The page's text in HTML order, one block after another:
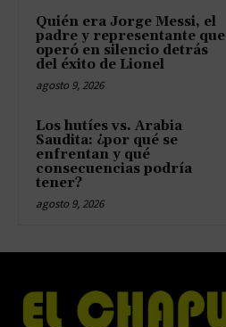
Quién era Jorge Messi, el
padre y representante que
operó en silencio detrás
del éxito de Lionel
agosto 9, 2026
Los hutíes vs. Arabia
Saudita: ¿por qué se
enfrentan y qué
consecuencias podría
tener?
agosto 9, 2026